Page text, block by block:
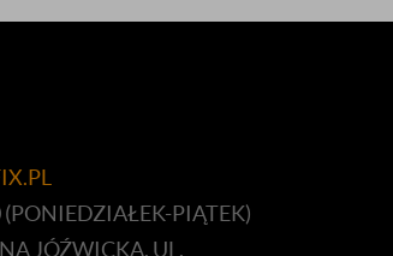
PIĄTEK)
JÓŹWICKA, UL.